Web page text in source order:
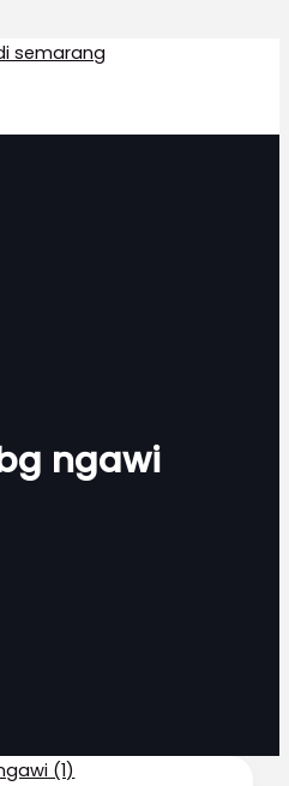
ngawi